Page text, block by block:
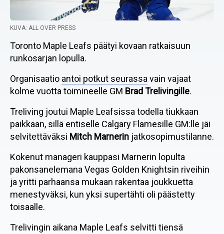
KUVA: ALL OVER PRESS
Toronto Maple Leafs päätyi kovaan ratkaisuun
runkosarjan lopulla.
Organisaatio antoi potkut seurassa vain vajaat
kolme vuotta toimineelle GM Brad Trelivingille.
Treliving joutui Maple Leafsissa todella tiukkaan
paikkaan, sillä entiselle Calgary Flamesille GM:lle jäi
selvitettäväksi Mitch Marnerin jatkosopimustilanne.
Kokenut manageri kauppasi Marnerin lopulta
pakonsanelemana Vegas Golden Knightsin riveihin
ja yritti parhaansa mukaan rakentaa joukkuetta
menestyväksi, kun yksi supertähti oli päästetty
toisaalle.
Trelivingin aikana Maple Leafs selvitti tiensä